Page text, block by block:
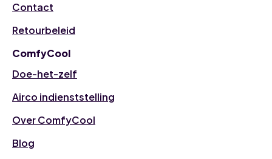
Contact
Retourbeleid
ComfyCool
Doe-het-zelf
Airco indienststelling
Over ComfyCool
Blog